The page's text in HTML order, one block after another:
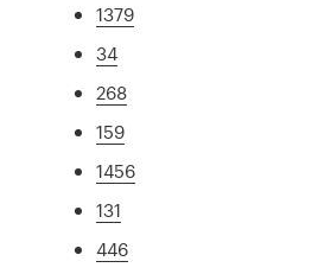
1379
34
268
159
1456
131
446